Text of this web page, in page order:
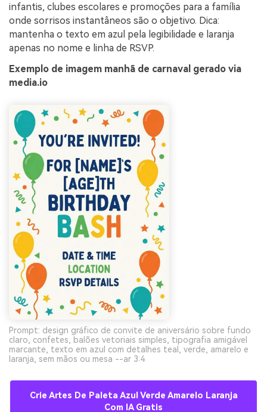
infantis, clubes escolares e promoções para a família
onde sorrisos instantâneos são o objetivo. Dica:
mantenha o texto em azul pela legibilidade e laranja
apenas no nome e linha de RSVP.
Exemplo de imagem manhã de carnaval gerado via
media.io
Prompt: design gráfico de convite de aniversário sobre fundo
claro, confetes, balões vetoriais simples, tipografia amigável
marcante, texto em azul com detalhes teal, verde, amarelo e
laranja, sem mãos ou mesa --ar 3:4
Crie Artes De Paleta Azul Verde Amarelo Laranja
Com IA Gratis